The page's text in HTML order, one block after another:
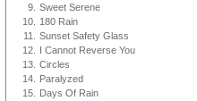
9. Sweet Serene
10.
180 Rain
11.
Sunset Safety Glass
12.
I Cannot Reverse You
13. Circles
14.
Paralyzed
15.
Days Of Rain